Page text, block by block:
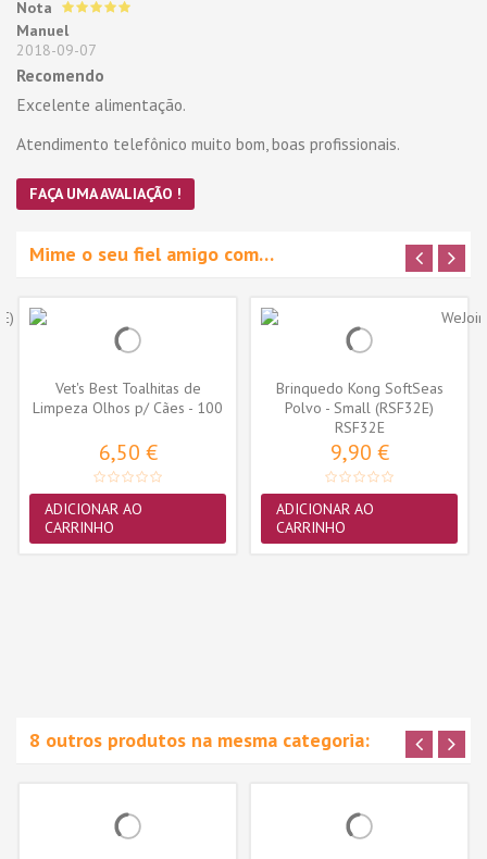
Nota
Manuel
2018-09-07
Recomendo
Excelente alimentação.
Atendimento telefônico muito bom, boas profissionais.
FAÇA UMA AVALIAÇÃO !
Mime o seu fiel amigo com…
Vet's Best Toalhitas de
Limpeza Olhos p/ Cães - 100
6,50 €
ADICIONAR AO
CARRINHO
Brinquedo Kong SoftSeas
Polvo - Small (RSF32E)
RSF32E
9,90 €
ADICIONAR AO
CARRINHO
8 outros produtos na mesma categoria: